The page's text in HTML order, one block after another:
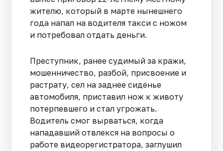
жителю, который в марте нынешнего
года напал на водителя такси с ножом
и потребовал отдать деньги.
Преступник, ранее судимый за кражи,
мошенничество, разбой, присвоение и
растрату, сел на заднее сиденье
автомобиля, приставил нож к животу
потерпевшего и стал угрожать.
Водитель смог вырваться, когда
нападавший отвлекся на вопросы о
работе видеорегистратора, заглушил